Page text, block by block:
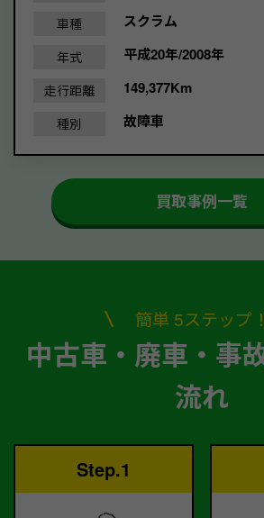
車種 スクラム
年式 平成20年/2008年
走行距離 149,377Km
種別 故障車
買取事例一覧
簡単 5ステップ！
中古車・廃車・事
流れ
Step.1